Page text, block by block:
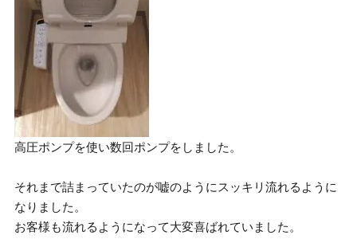
高圧ポンプを使い数回ポンプをしました。
それまで詰まっていたのが嘘のようにスッキリ流れるように
なりました。
お客様も流れるようになって大変喜ばれていました。